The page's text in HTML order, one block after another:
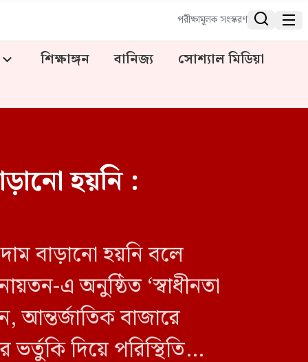
পরীক্ষামূলক সংস্করণ  
শিক্ষাঙ্গন বানিজ্য
সোশ্যাল মিডিয়া
হয়নি :
বাড়ানো হয়নি বলে
এ অনুষ্ঠিত ‘স্বাধীনতা
আন্তর্জাতিক বাজারে
দিয়ে পরিস্থিতি